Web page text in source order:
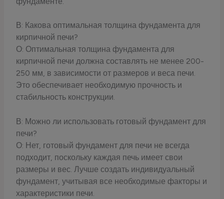
В: Какова оптимальная толщина фундамента для
кирпичной печи?
О: Оптимальная толщина фундамента для
кирпичной печи должна составлять не менее 200-
250 мм, в зависимости от размеров и веса печи.
Это обеспечивает необходимую прочность и
стабильность конструкции.
В: Можно ли использовать готовый фундамент для
печи?
О: Нет, готовый фундамент для печи не всегда
подходит, поскольку каждая печь имеет свои
размеры и вес. Лучше создать индивидуальный
фундамент, учитывая все необходимые факторы и
характеристики печи.